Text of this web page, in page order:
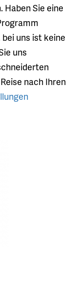
Sie eine
uns ist keine
uns
nach Ihren